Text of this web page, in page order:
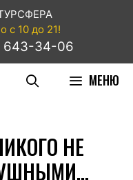
ТУРСФЕРА
с 10 до 21!
643-34-06
МЕНЮ
НЕ